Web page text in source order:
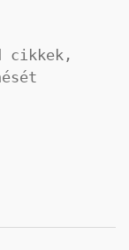
cikkek,